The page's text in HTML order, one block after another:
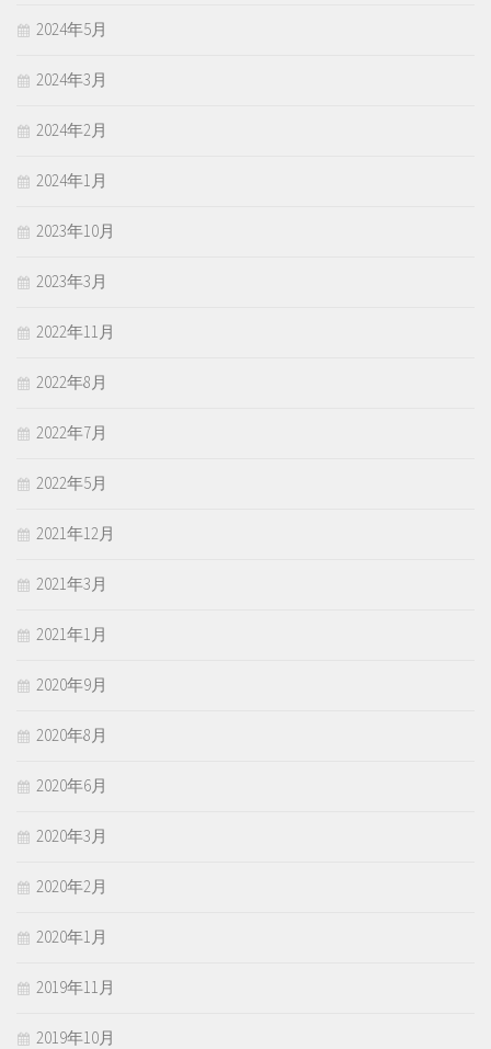
2024年5月
2024年3月
2024年2月
2024年1月
2023年10月
2023年3月
2022年11月
2022年8月
2022年7月
2022年5月
2021年12月
2021年3月
2021年1月
2020年9月
2020年8月
2020年6月
2020年3月
2020年2月
2020年1月
2019年11月
2019年10月